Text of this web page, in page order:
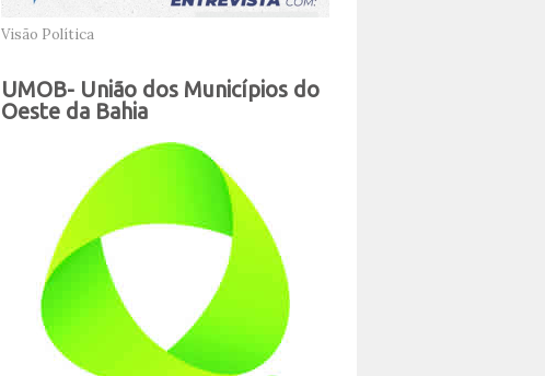
Visão Política
UMOB- União dos Municípios do
Oeste da Bahia